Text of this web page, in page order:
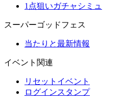
1点狙いガチャシミュ
スーパーゴッドフェス
当たりと最新情報
イベント関連
リセットイベント
ログインスタンプ